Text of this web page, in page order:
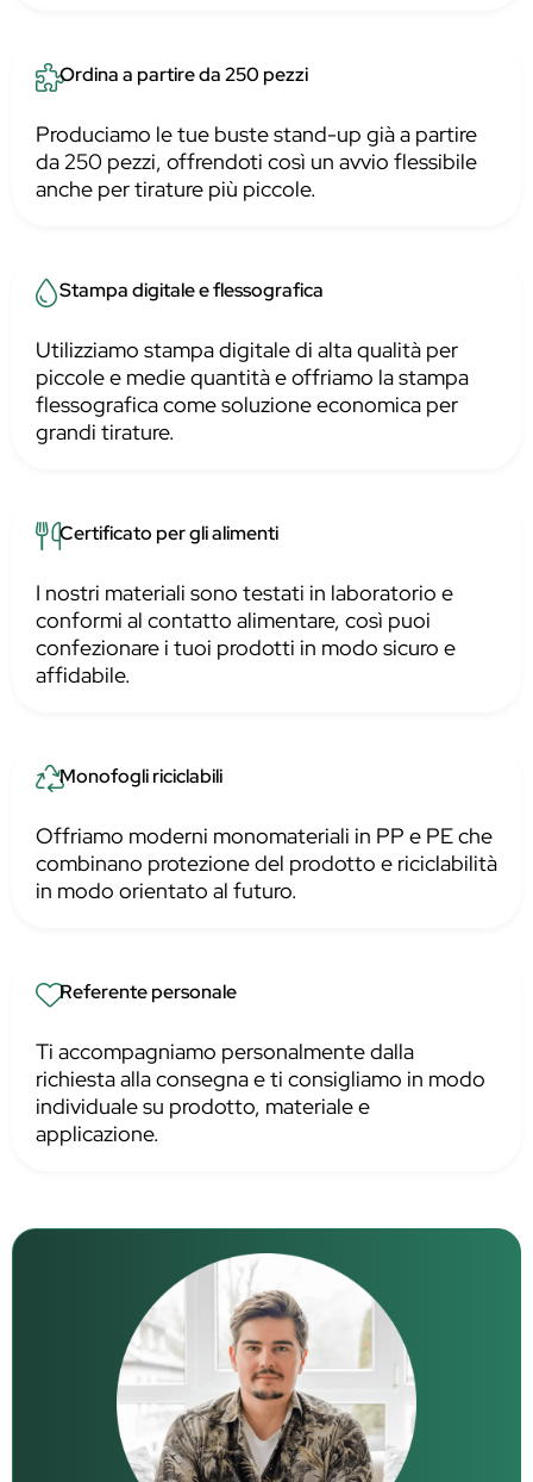
Ordina a partire da 250 pezzi
Produciamo le tue buste stand-up già a partire
da 250 pezzi, offrendoti così un avvio flessibile
anche per tirature più piccole.
Stampa digitale e flessografica
Utilizziamo stampa digitale di alta qualità per
piccole e medie quantità e offriamo la stampa
flessografica come soluzione economica per
grandi tirature.
Certificato per gli alimenti
I nostri materiali sono testati in laboratorio e
conformi al contatto alimentare, così puoi
confezionare i tuoi prodotti in modo sicuro e
affidabile.
Monofogli riciclabili
Offriamo moderni monomateriali in PP e PE che
combinano protezione del prodotto e riciclabilità
in modo orientato al futuro.
Referente personale
Ti accompagniamo personalmente dalla
richiesta alla consegna e ti consigliamo in modo
individuale su prodotto, materiale e
applicazione.